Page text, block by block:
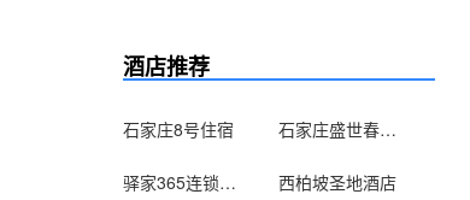
酒店推荐
石家庄8号住宿 石家庄盛世春天贵族公寓
驿家365连锁酒店（石家庄建设北大街棉一桥店） 西柏坡圣地酒店